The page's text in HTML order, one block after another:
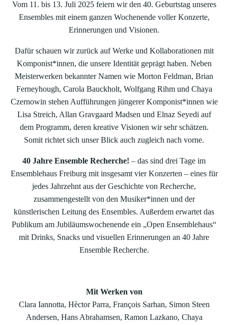
Vom 11. bis 13. Juli 2025 feiern wir den 40. Geburtstag unseres
Ensembles mit einem ganzen Wochenende voller Konzerte,
Erinnerungen und Visionen.
Dafür schauen wir zurück auf Werke und Kollaborationen mit
Komponist*innen, die unsere Identität geprägt haben. Neben
Meisterwerken bekannter Namen wie Morton Feldman, Brian
Ferneyhough, Carola Bauckholt, Wolfgang Rihm und Chaya
Czernowin stehen Aufführungen jüngerer Komponist*innen wie
Lisa Streich, Allan Gravgaard Madsen und Elnaz Seyedi auf
dem Programm, deren kreative Visionen wir sehr schätzen.
Somit richtet sich unser Blick auch zugleich nach vorne.
40 Jahre Ensemble Recherche! – das sind drei Tage im
Ensemblehaus Freiburg mit insgesamt vier Konzerten – eines für
jedes Jahrzehnt aus der Geschichte von Recherche,
zusammengestellt von den Musiker*innen und der
künstlerischen Leitung des Ensembles. Außerdem erwartet das
Publikum am Jubiläumswochenende ein „Open Ensemblehaus“
mit Drinks, Snacks und visuellen Erinnerungen an 40 Jahre
Ensemble Recherche.
Mit Werken von
Clara Iannotta, Hèctor Parra, François Sarhan, Simon Steen
Andersen, Hans Abrahamsen, Ramon Lazkano, Chaya